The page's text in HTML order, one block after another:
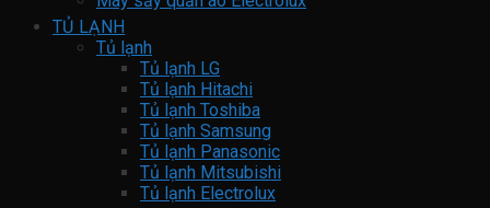
TỦ LẠNH
Tủ lạnh
Tủ lạnh LG
Tủ lạnh Hitachi
Tủ lạnh Toshiba
Tủ lạnh Samsung
Tủ lạnh Panasonic
Tủ lạnh Mitsubishi
Tủ lạnh Electrolux